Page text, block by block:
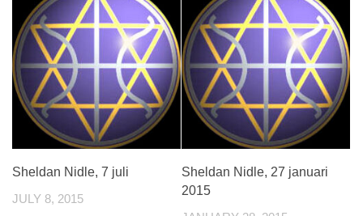
Sheldan Nidle, 7 juli
JULY 8, 2015
Sheldan Nidle, 27 januari
2015